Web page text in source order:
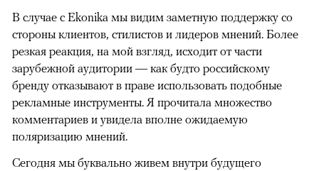
В случае с Ekonika мы видим заметную поддержку со
стороны клиентов, стилистов и лидеров мнений. Более
резкая реакция, на мой взгляд, исходит от части
зарубежной аудитории — как будто российскому
бренду отказывают в праве использовать подобные
рекламные инструменты. Я прочитала множество
комментариев и увидела вполне ожидаемую
поляризацию мнений.
Сегодня мы буквально живем внутри будущего